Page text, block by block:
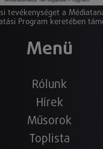
tevékenységet a
Program keretében
Menü
Rólunk
Hírek
Műsorok
Toplista